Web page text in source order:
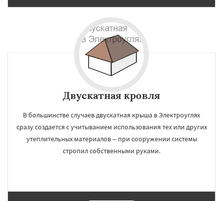
Двускатная кровля
В большинстве случаев двускатная крыша в Электроуглях
сразу создается с учитыванием использования тех или других
утеплительных материалов – при сооружении системы
стропил собственными руками.